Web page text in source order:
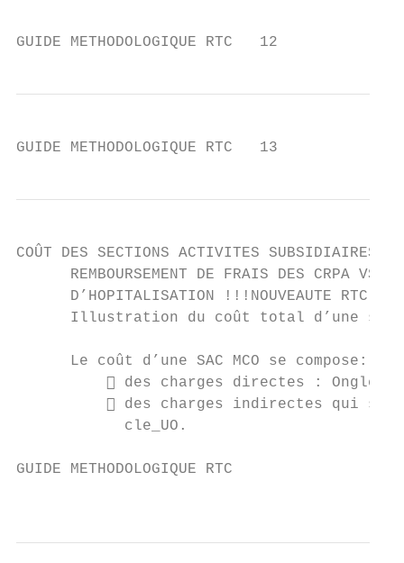
GUIDE METHODOLOGIQUE RTC   12
GUIDE METHODOLOGIQUE RTC   13
COÛT DES SECTIONS ACTIVITES SUBSIDIAIRES ET
REMBOURSEMENT DE FRAIS DES CRPA VS
D’HOPITALISATION !!!NOUVEAUTE RTC
Illustration du coût total d’une
      Le coût d’une SAC MCO se compose:
 des charges directes : Onglet
 des charges indirectes qui
            cle_UO.
GUIDE METHODOLOGIQUE RTC